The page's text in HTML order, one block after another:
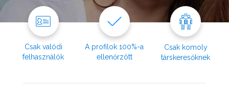
Csak valódi
felhasználók
A profilok 100%-a
ellenőrzött
Csak komoly
társkeresőknek